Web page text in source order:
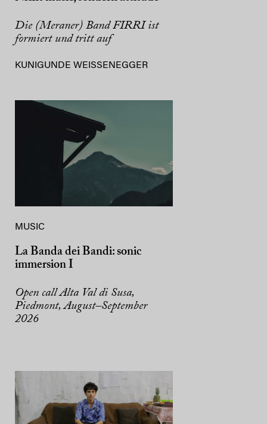
Die (Meraner) Band FIRRI ist
formiert und tritt auf
KUNIGUNDE WEISSENEGGER
MUSIC
La Banda dei Bandi: sonic
immersion I
Open call Alta Val di Susa,
Piedmont, August–September
2026